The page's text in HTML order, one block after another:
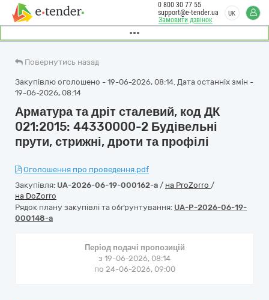
Замовити дзвінок
0 800 30 77 55
support@e-tender.ua
UK
Повернутись назад
Закупівлю оголошено - 19-06-2026, 08:14. Дата останніх змін -
19-06-2026, 08:14
Арматура та дріт сталевий, код ДК
021:2015: 44330000-2 Будівельні
прути, стрижні, дроти та профілі
Оголошення про проведення.pdf
Закупівля: UA-2026-06-19-000162-a / на ProZorro /
на DoZorro
Рядок плану закупівлі та обґрунтування: UA-P-2026-06-19-
000148-a
Період подачі пропозицій
з 19-06-2026, 08:14
по 24-06-2026, 09:00